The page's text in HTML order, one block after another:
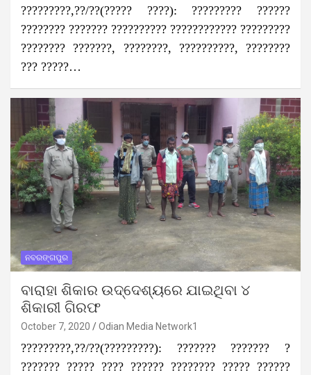
?????????,??/??(????? ????): ????????? ??????
???????? ??????? ?????????? ???????????? ?????????
???????? ???????, ????????, ??????????, ????????
??? ?????…
ନବରଙ୍ଗପୁର
ବାରାହା ଶିକାର ଉଦ୍ଦେଶ୍ୟରେ ଯାଇଥିବା ୪
ଶିକାରୀ ଗିରଫ
October 7, 2020 Odian Media Network1
?????????,??/??(?????????): ??????? ??????? ?
??????? ????? ???? ?????? ???????? ????? ??????